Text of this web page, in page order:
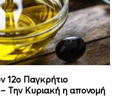
12ο Παγκρήτιο
Την Κυριακή η απονομή